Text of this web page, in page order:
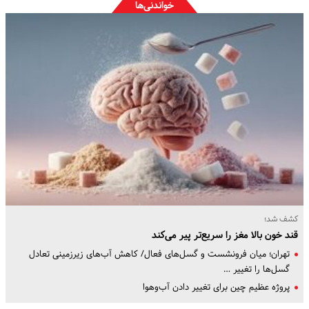
خواندنی‌ها
کشف شد؛
قند خون بالا مغز را سریع‌تر پیر می‌کند
تهران؛ میان فرونشست و گسل‌های فعال/ کاهش آب‌های زیرزمینی تعادل
گسل‌ها را تغییر …
پروژه عظیم چین برای تغییر دادن آب‌وهوا